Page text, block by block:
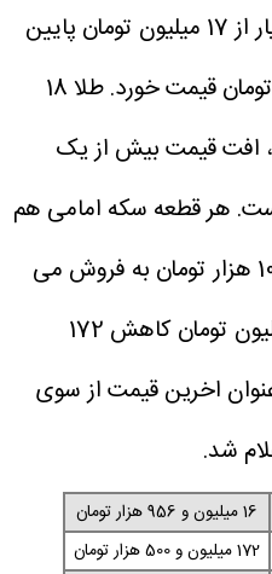
31 فروردین هر گرم طلا 18 عیار از 17 میلیون تومان پایین
طلا 18
افت قیمت بیش از یک
هر قطعه سکه امامی هم
که روز گذشته 175 میلیون و 10 هزار تومان به فروش می‌
رسید امروز با بیش از 2.5 میلیون تومان کاهش 172
به عنوان اخرین قیمت از سوی
شد.
16 میلیون و 956 هزار تومان
172 میلیون و 500 هزار تومان